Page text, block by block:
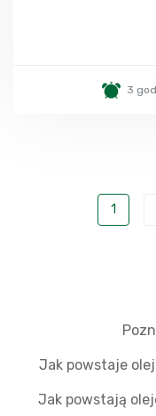
3
1
Jak powstaje
Jak powstają